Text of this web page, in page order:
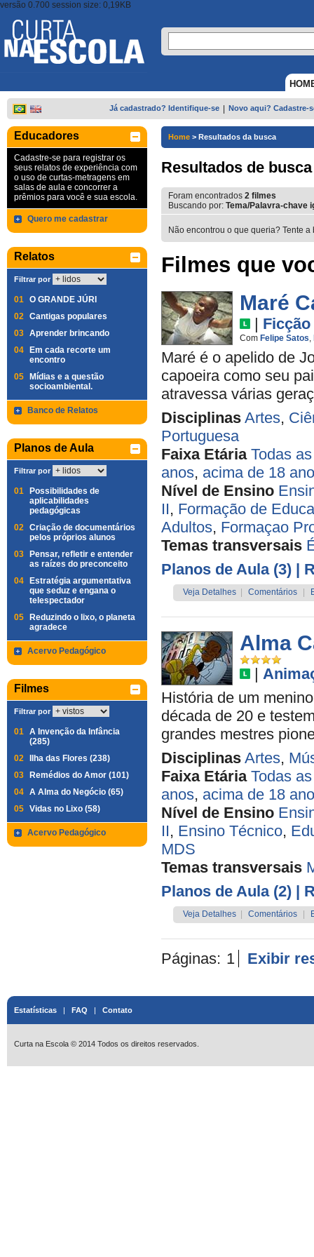
versão 0.700 session size: 0,19KB
Já cadastrado? Identifique-se Novo aqui? Cadastre-
Educadores
Cadastre-se para registrar os
seus relatos de experiência com
o uso de curtas-metragens em
salas de aula e concorrer a
prêmios para você e sua escola.
Quero me cadastrar
Relatos
Filtrar por
01 O GRANDE JÚRI
02 Cantigas populares
03 Aprender brincando
04
Em cada recorte um
encontro
05
Mídias e a questão
socioambiental.
Banco de Relatos
Planos de Aula
Filtrar por
01
Possibilidades de
aplicabilidades
pedagógicas
02 Criação de documentários
pelos próprios alunos
03
Pensar, refletir e entender
as raízes do preconceito
04
Estratégia argumentativa
que seduz e engana o
telespectador
05
Reduzindo o lixo, o planeta
agradece
Acervo Pedagógico
Filmes
Filtrar por
01 A Invenção da Infância
(285)
02
Ilha das Flores (238)
03
Remédios do Amor (101)
04 A Alma do Negócio (65)
05 Vidas no Lixo (58)
Acervo Pedagógico
Home > Resultados da busca
Resultados de busca
Foram encontrados 2 filmes
Buscando por: Tema/Palavra-chave
Não encontrou o que queria? Tente
Filmes que
Maré
| Ficção
Com Felipe Satos,
Maré é o apelido de
capoeira como seu
atravessa várias
Disciplinas Artes,
Portuguesa
Faixa Etária Todas
anos, acima de 18
Nível de Ensino
II, Formação de
Adultos, Formaçao
Temas transversais
Planos de Aula (3) |
Veja Detalhes Comentários
Alma
|
História de um
década de 20 e
grandes mestres
Disciplinas Artes,
Faixa Etária Todas
anos, acima de 18
Nível de Ensino
II, Ensino Técnico,
MDS
Temas transversais
Planos de Aula (2) |
Veja Detalhes Comentários
Páginas: 1 Exibir
Estatísticas | FAQ | Contato
Curta na Escola © 2014 Todos os direitos reservados.